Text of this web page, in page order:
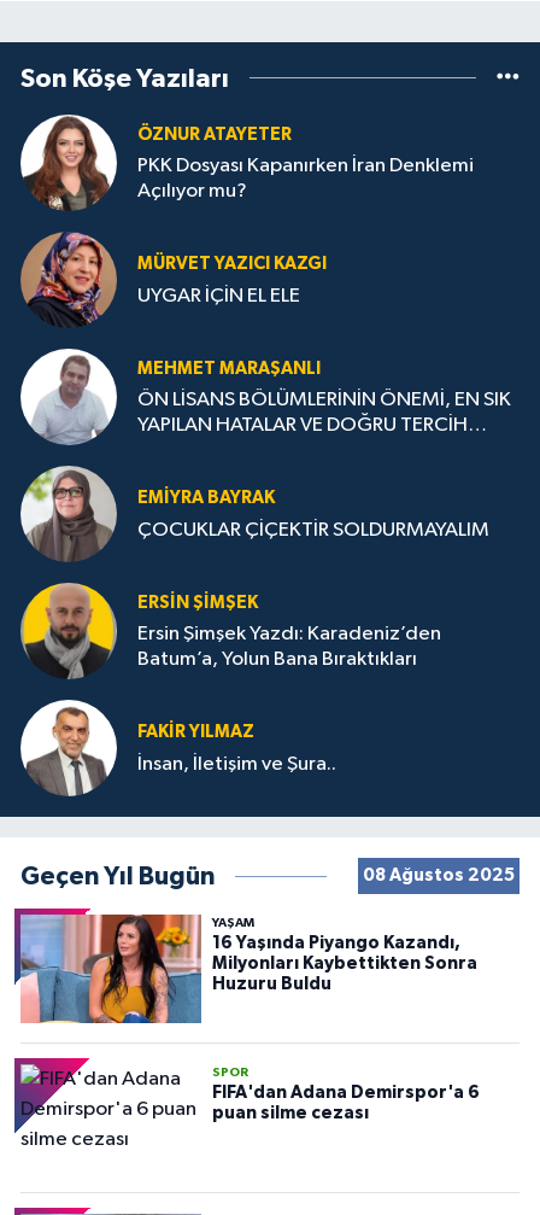
Son Köşe Yazıları
ÖZNUR ATAYETER
PKK Dosyası Kapanırken İran Denklemi
Açılıyor mu?
MÜRVET YAZICI KAZGI
UYGAR İÇİN EL ELE
MEHMET MARAŞANLI
ÖN LİSANS BÖLÜMLERİNİN ÖNEMİ, EN SIK
YAPILAN HATALAR VE DOĞRU TERCİH
EMIYRA BAYRAK
ÇOCUKLAR ÇİÇEKTİR SOLDURMAYALIM
ERSIN ŞIMŞEK
Ersin Şimşek Yazdı: Karadeniz’den
Batum’a, Yolun Bana Bıraktıkları
FAKIR YILMAZ
İnsan, İletişim ve Şura..
Geçen Yıl Bugün 08 Ağustos 2025
YAŞAM
16 Yaşında Piyango Kazandı,
Milyonları Kaybettikten Sonra
Huzuru Buldu
SPOR
FIFA'dan Adana Demirspor'a 6
puan silme cezası